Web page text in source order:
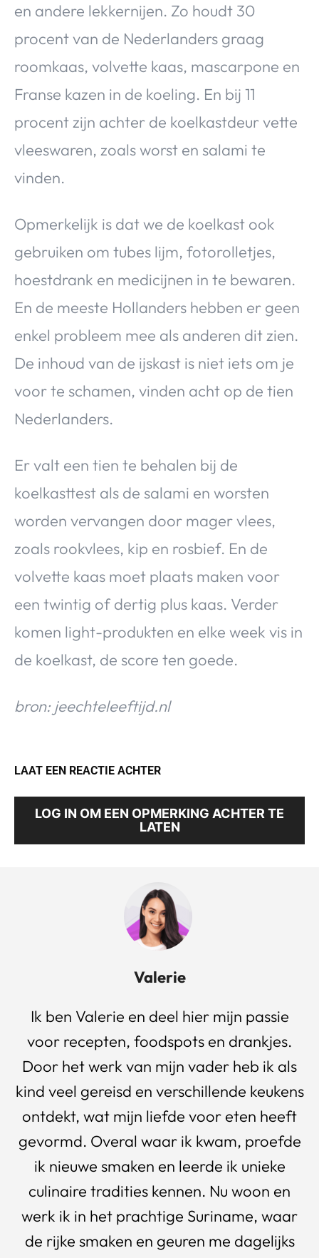
en andere lekkernijen. Zo houdt 30
procent van de Nederlanders graag
roomkaas, volvette kaas, mascarpone en
Franse kazen in de koeling. En bij 11
procent zijn achter de koelkastdeur vette
vleeswaren, zoals worst en salami te
vinden.
Opmerkelijk is dat we de koelkast ook
gebruiken om tubes lijm, fotorolletjes,
hoestdrank en medicijnen in te bewaren.
En de meeste Hollanders hebben er geen
enkel probleem mee als anderen dit zien.
De inhoud van de ijskast is niet iets om je
voor te schamen, vinden acht op de tien
Nederlanders.
Er valt een tien te behalen bij de
koelkasttest als de salami en worsten
worden vervangen door mager vlees,
zoals rookvlees, kip en rosbief. En de
volvette kaas moet plaats maken voor
een twintig of dertig plus kaas. Verder
komen light-produkten en elke week vis in
de koelkast, de score ten goede.
bron: jeechteleeftijd.nl
LAAT EEN REACTIE ACHTER
LOG IN OM EEN OPMERKING ACHTER TE
LATEN
Valerie
Ik ben Valerie en deel hier mijn passie
voor recepten, foodspots en drankjes.
Door het werk van mijn vader heb ik als
kind veel gereisd en verschillende keukens
ontdekt, wat mijn liefde voor eten heeft
gevormd. Overal waar ik kwam, proefde
ik nieuwe smaken en leerde ik unieke
culinaire tradities kennen. Nu woon en
werk ik in het prachtige Suriname, waar
de rijke smaken en geuren me dagelijks